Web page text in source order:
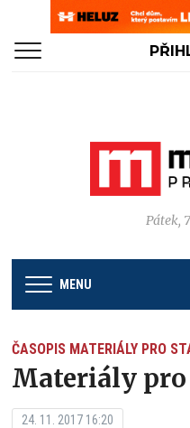
Pátek,
MENU
ČASOPIS MATERIÁLY PRO
Materiály pro
24. 11. 2017 16:20